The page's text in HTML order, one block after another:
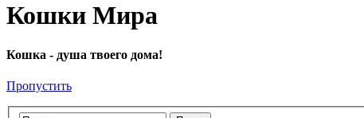
Кошки Мира
Кошка - душа твоего дома!
Пропустить